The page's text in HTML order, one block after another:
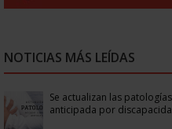
NOTICIAS MÁS LEÍDAS
Se actualizan las
anticipada por